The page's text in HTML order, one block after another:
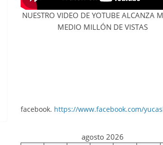
NUESTRO VIDEO DE YOTUBE ALCANZA
MEDIO MILLÓN DE VISTAS
facebook. https://www.facebook.com/
agosto 2026